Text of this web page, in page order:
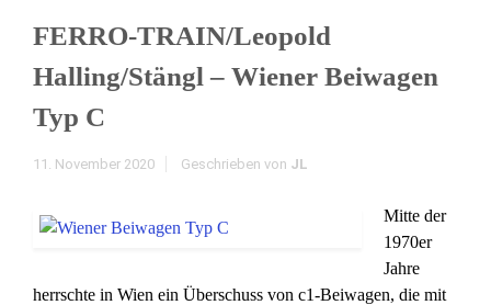
FERRO-TRAIN/Leopold
Halling/Stängl – Wiener Beiwagen
Typ C
11. November 2020 Geschrieben von JL
Mitte der
1970er
Jahre
herrschte in Wien ein Überschuss von c1-Beiwagen, die mit